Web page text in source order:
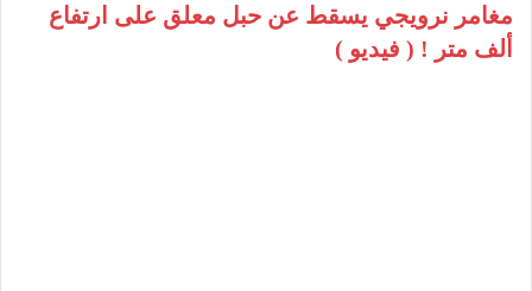
مغامر نرويجي يسقط عن حبل معلق على ارتفاع
ألف متر ! ( فيديو )